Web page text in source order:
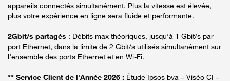
appareils connectés simultanément. Plus la vitesse est élevée,
plus votre expérience en ligne sera fluide et performante.
2Gbit/s partagés : Débits max théoriques, jusqu’à 1 Gbit/s par
port Ethernet, dans la limite de 2 Gbit/s utilisés simultanément sur
l’ensemble des ports Ethernet et en Wi-Fi.
** Service Client de l'Année 2026 : Étude Ipsos bva – Viséo CI –